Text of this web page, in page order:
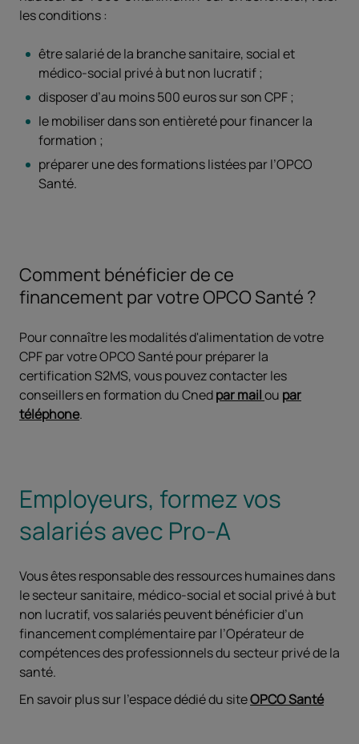
les conditions :
être salarié de la branche sanitaire, social et
médico-social privé à but non lucratif ;
disposer d’au moins 500 euros sur son CPF ;
le mobiliser dans son entièreté pour financer la
formation ;
préparer une des formations listées par l’OPCO
Santé.
Comment bénéficier de ce
financement par votre OPCO Santé ?
Pour connaître les modalités d'alimentation de votre
CPF par votre OPCO Santé pour préparer la
certification S2MS, vous pouvez contacter les
conseillers en formation du Cnedpar mailou par
téléphone.
Employeurs, formez vos
salariés avec Pro-A
Vous êtes responsable des ressources humaines dans
le secteur sanitaire, médico-social et social privé à but
non lucratif, vos salariés peuvent bénéficier d’un
financement complémentaire par l’Opérateur de
compétences des professionnels du secteur privé de la
santé.
En savoir plus sur l’espace dédié du siteOPCO Santé